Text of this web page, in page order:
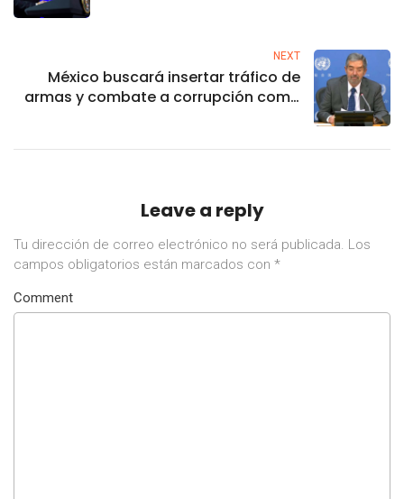
NEXT
México buscará insertar tráfico de
armas y combate a corrupción como
Leave a reply
Tu dirección de correo electrónico no será publicada. Los
campos obligatorios están marcados con *
Comment